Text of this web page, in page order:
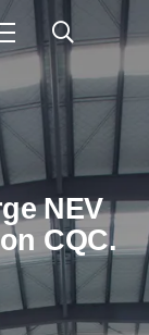
NEV
CQC.